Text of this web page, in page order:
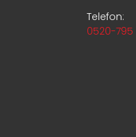
Telefon:
0520-795